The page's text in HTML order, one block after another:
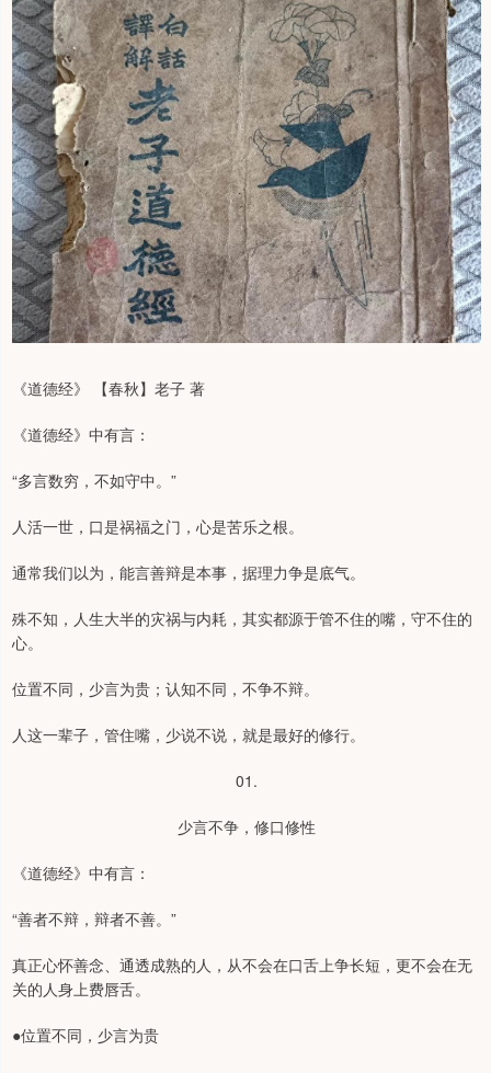
《道德经》 【春秋】老子 著
《道德经》中有言：
“多言数穷，不如守中。”
人活一世，口是祸福之门，心是苦乐之根。
通常我们以为，能言善辩是本事，据理力争是底气。
殊不知，人生大半的灾祸与内耗，其实都源于管不住的嘴，守不住的
心。
位置不同，少言为贵；认知不同，不争不辩。
人这一辈子，管住嘴，少说不说，就是最好的修行。
01.
少言不争，修口修性
《道德经》中有言：
“善者不辩，辩者不善。”
真正心怀善念、通透成熟的人，从不会在口舌上争长短，更不会在无
关的人身上费唇舌。
●位置不同，少言为贵